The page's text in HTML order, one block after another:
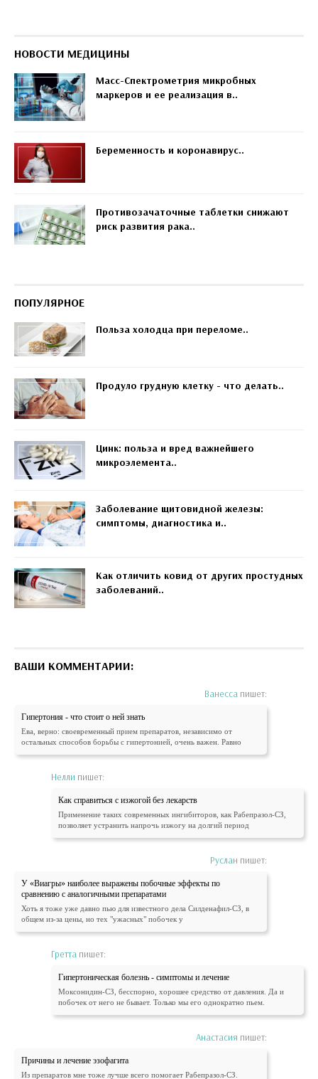
НОВОСТИ МЕДИЦИНЫ
Масс-Спектрометрия микробных
маркеров и ее реализация в..
Беременность и коронавирус..
Противозачаточные таблетки снижают
риск развития рака..
ПОПУЛЯРНОЕ
Польза холодца при переломе..
Продуло грудную клетку - что делать..
Цинк: польза и вред важнейшего
микроэлемента..
Заболевание щитовидной железы:
симптомы, диагностика и..
Как отличить ковид от других простудных
заболеваний..
ВАШИ КОММЕНТАРИИ:
Ванесса пишет:
Гипертония - что стоит о ней знать
Ева, верно: своевременный прием препаратов, независимо от
остальных способов борьбы с гипертонией, очень важен. Равно
Нелли пишет:
Как справиться с изжогой без лекарств
Применение таких современных ингибиторов, как Рабепразол-СЗ,
позволяет устранить напрочь изжогу на долгий период
Руслан пишет:
У «Виагры» наиболее выражены побочные эффекты по
сравнению с аналогичными препаратами
Хоть я тоже уже давно пью для известного дела Силденафил-СЗ, в
общем из-за цены, но тех "ужасных" побочек у
Гретта пишет:
Гипертоническая болезнь - симптомы и лечение
Моксонидин-СЗ, бесспорно, хорошее средство от давления. Да и
побочек от него не бывает. Только мы его однократно пьем.
Анастасия пишет:
Причины и лечение эзофагита
Из препаратов мне тоже лучше всего помогает Рабепразол-СЗ.